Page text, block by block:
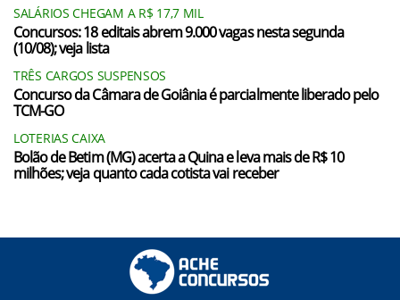
SALÁRIOS CHEGAM A R$ 17,7 MIL
Concursos: 18 editais abrem 9.000 vagas nesta segunda
(10/08); veja lista
TRÊS CARGOS SUSPENSOS
Concurso da Câmara de Goiânia é parcialmente liberado pelo
TCM-GO
LOTERIAS CAIXA
Bolão de Betim (MG) acerta a Quina e leva mais de R$ 10
milhões; veja quanto cada cotista vai receber